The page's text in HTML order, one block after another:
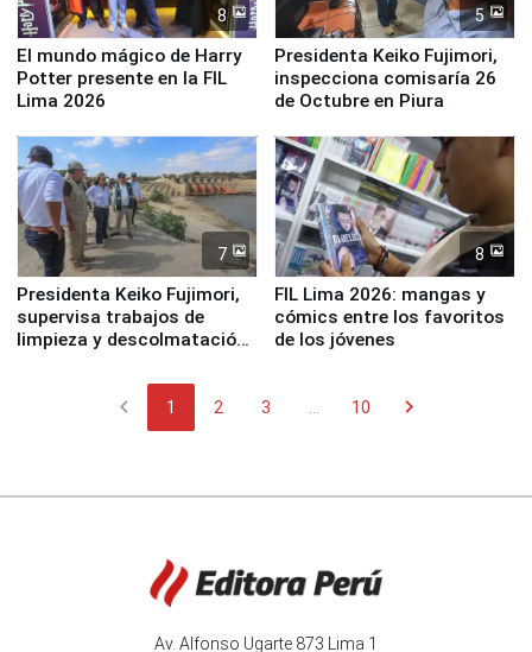
8
El mundo mágico de Harry
Potter presente en la FIL
Lima 2026
5
Presidenta Keiko Fujimori,
inspecciona comisaría 26
de Octubre en Piura
7
Presidenta Keiko Fujimori,
supervisa trabajos de
limpieza y descolmatación
8
FIL Lima 2026: mangas y
cómics entre los favoritos
de los jóvenes
chevron_left 1 2 3 10 chevron_right
Av. Alfonso Ugarte 873 Lima 1